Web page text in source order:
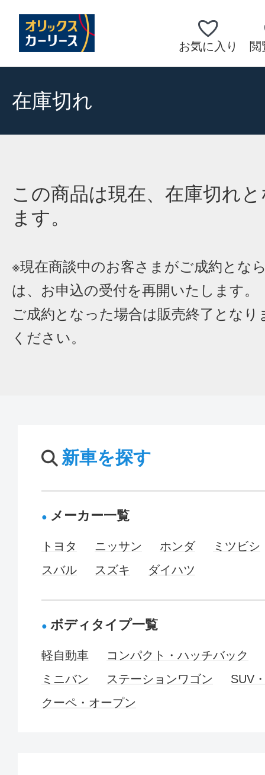
お気に入り 閲
在庫切れ
この商品は現在、在庫切れ
ます。
※現在商談中のお客さまがご成約とな
は、お申込の受付を再開いたします。
ご成約となった場合は販売終了となり
ください。
新車を探す
メーカー一覧
トヨタ ニッサン ホンダ
ミツビシ
スバル
スズキ ダイハツ
ボディタイプ一覧
軽自動車
コンパクト・ハッチバック
ミニバン
ステーションワゴン
SUV
クーペ・オープン